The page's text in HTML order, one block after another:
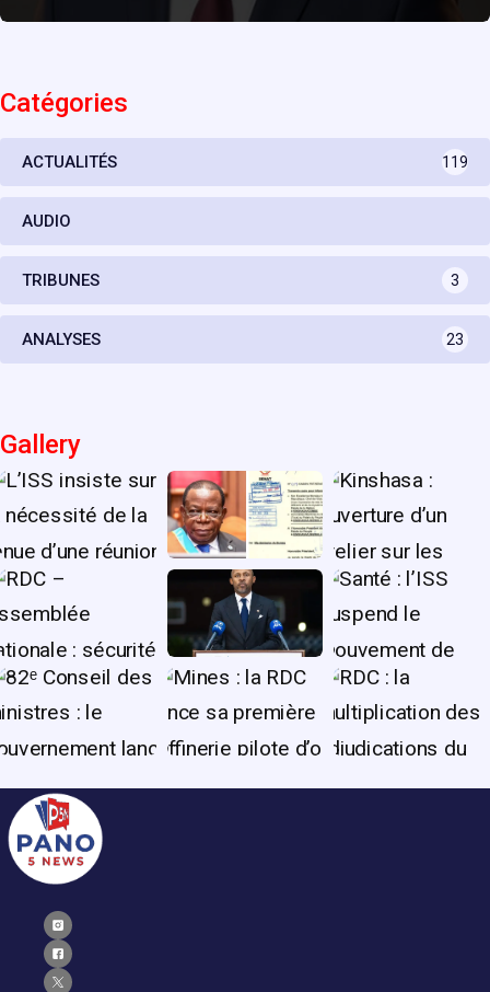
Catégories
ACTUALITÉS 119
AUDIO
TRIBUNES 3
ANALYSES 23
Gallery